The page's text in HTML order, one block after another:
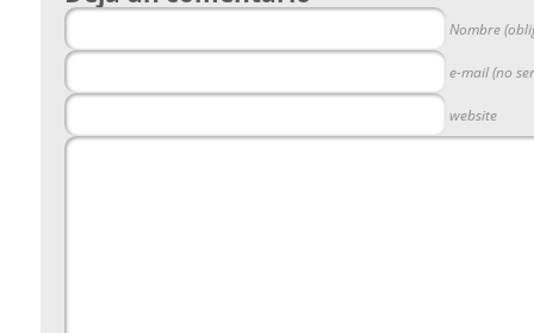
Nombre
e-mail (no
website